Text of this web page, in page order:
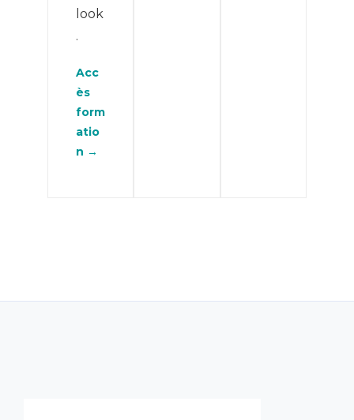
look
.
Acc
ès
form
atio
n →